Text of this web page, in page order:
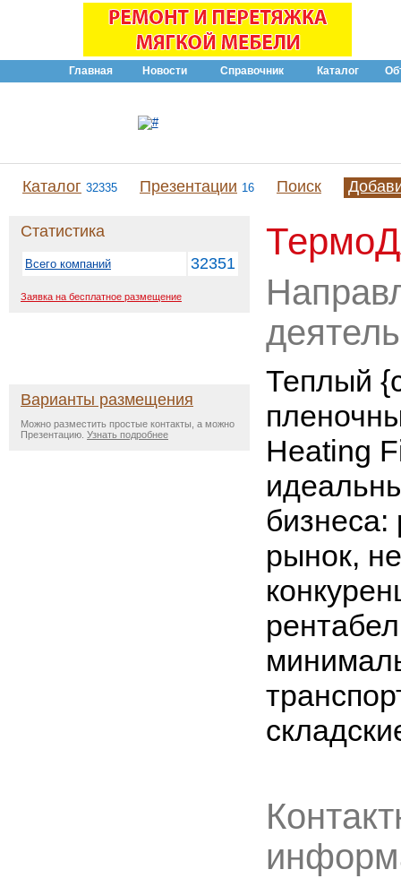
Главная Новости Справочник Каталог
Каталог 32335 Презентации 16 Поиск
Статистика
Всего компаний 32351
Заявка на бесплатное размещение
Варианты размещения
Можно разместить простые контакты, а можно
Презентацию. Узнать подробнее
Теплый
Heating
рынок,